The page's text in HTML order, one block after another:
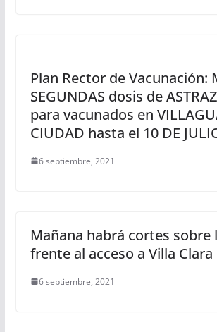
Plan Rector de Vacunación:
SEGUNDAS dosis de
para vacunados en
CIUDAD hasta el 10 DE
6 septiembre, 2021
Mañana habrá cortes sobre
frente al acceso a Villa Clara
6 septiembre, 2021